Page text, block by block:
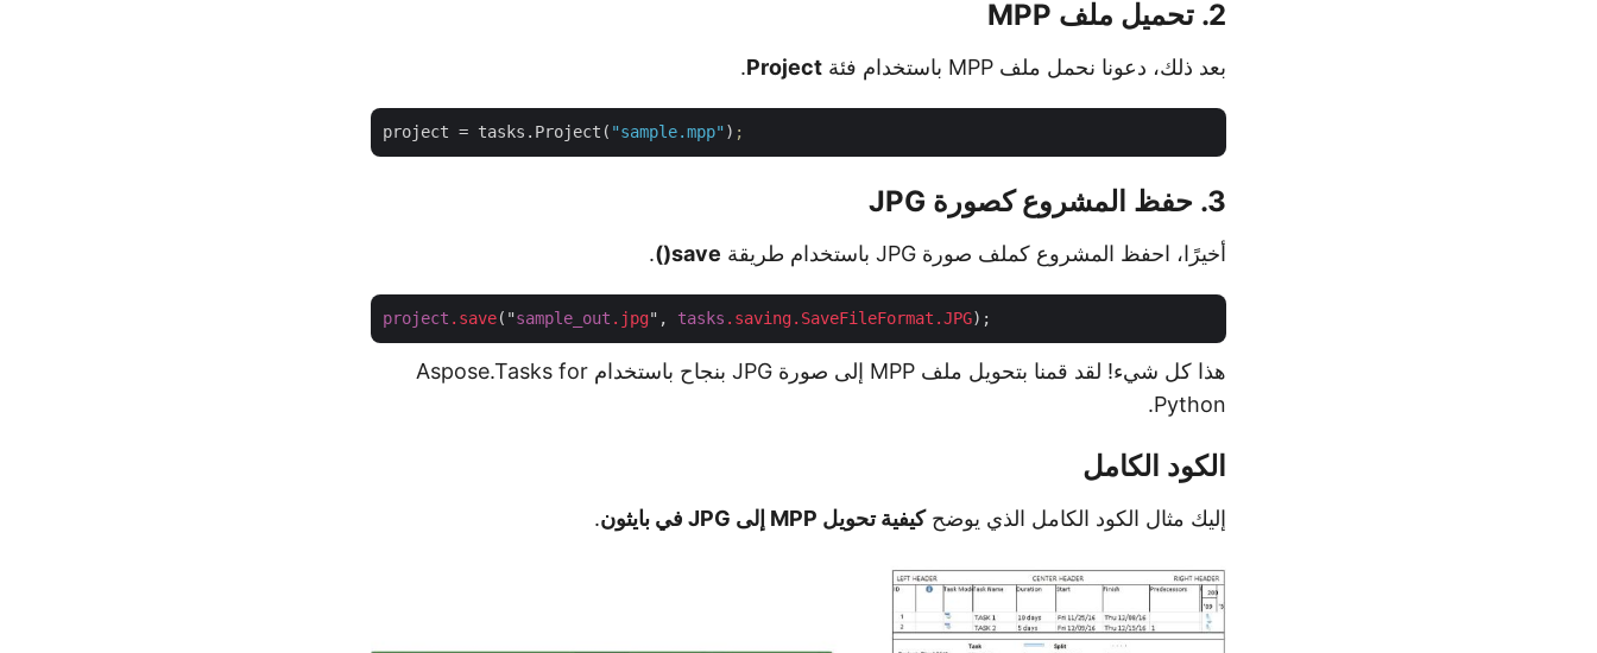
2. تحميل ملف MPP
بعد ذلك، دعونا نحمل ملف MPP باستخدام فئة Project
.
project = tasks.Project( "sample.mpp" ) ;
3. حفظ المشروع كصورة JPG
أخيرًا، احفظ المشروع كملف صورة JPG باستخدام طريقة save()
.
project .save("sample_out .jpg", tasks .saving.SaveFileFormat .JPG
هذا كل شيء! لقد قمنا بتحويل ملف MPP إلى صورة JPG بنجاح باستخدام Aspose.Tasks for
Python.
الكود الكامل
إليك مثال الكود الكامل الذي يوضحكيفية تحويل MPP إلى JPG في بايثون .